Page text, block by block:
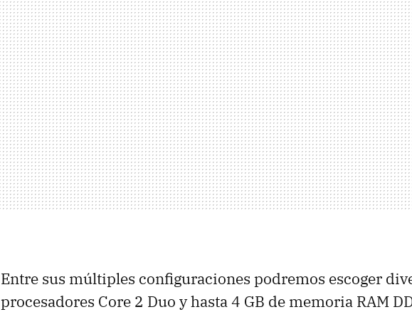
Entre sus múltiples configuraciones podremos escoger
procesadores Core 2 Duo y hasta 4 GB de memoria RAM